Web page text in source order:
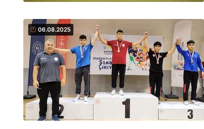
06.08.2025